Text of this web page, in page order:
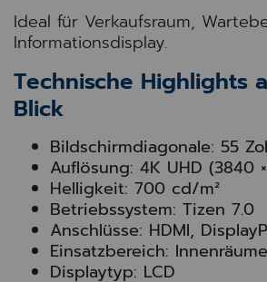
Ideal für Verkaufsraum,
Informationsdisplay.
Technische Highlights
Blick
Bildschirmdiagonale: 55
Auflösung: 4K UHD (3840
Helligkeit: 700 cd/m²
Betriebssystem: Tizen 7.0
Anschlüsse: HDMI,
Einsatzbereich: Innenräume
Displaytyp: LCD